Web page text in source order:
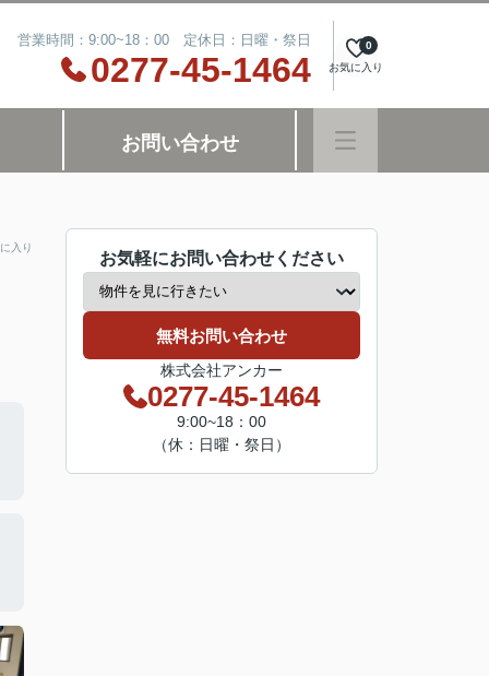
営業時間：9:00~18：00 定休日：日曜・祭日
0277-45-1464 お気に入り
0
お問い合わせ
入り
お気軽にお問い合わせください
無料お問い合わせ
株式会社アンカー
0277-45-1464
9:00~18：00
（休：日曜・祭日）